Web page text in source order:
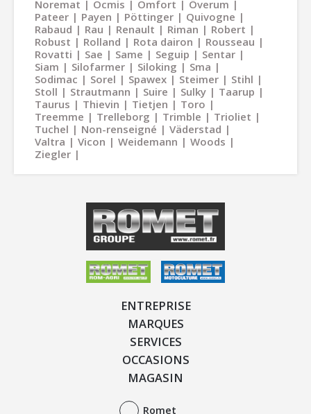
Noremat
Ocmis Omfort
Överum
Pateer
Payen Pöttinger
Quivogne
Rabaud
Rau Renault Riman
Robert
Robust
Rolland Rota dairon
Rousseau
Rovatti
Sae Same Seguip
Sentar
Siam
Silofarmer Siloking
Sma
Sodimac
Sorel Spawex Steimer
Stihl
Stoll
Strautmann Suire Sulky
Taarup
Taurus
Thievin Tietjen
Toro
Treemme
Trelleborg Trimble
Trioliet
Tuchel
Non-renseigné
Väderstad
Valtra
Vicon Weidemann
Woods
Ziegler
ENTREPRISE
MARQUES
SERVICES
OCCASIONS
MAGASIN
Romet